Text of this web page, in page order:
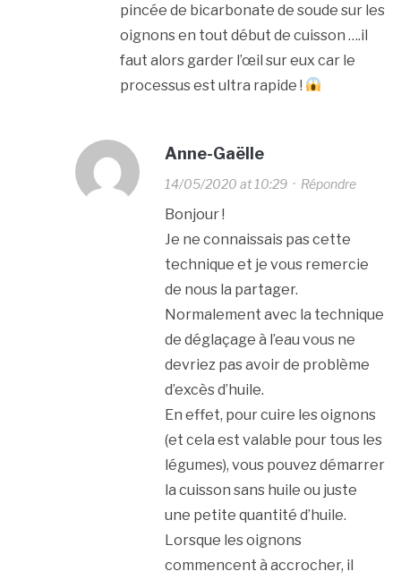
pincée de bicarbonate de soude sur les
oignons en tout début de cuisson ….il
faut alors garder l’œil sur eux car le
processus est ultra rapide !
Anne-Gaëlle
14/05/2020 at 10:29· Répondre
Bonjour !
Je ne connaissais pas cette
technique et je vous remercie
de nous la partager.
Normalement avec la technique
de déglaçage à l’eau vous ne
devriez pas avoir de problème
d’excès d’huile.
En effet, pour cuire les oignons
(et cela est valable pour tous les
légumes), vous pouvez démarrer
la cuisson sans huile ou juste
une petite quantité d’huile.
Lorsque les oignons
commencent à accrocher, il